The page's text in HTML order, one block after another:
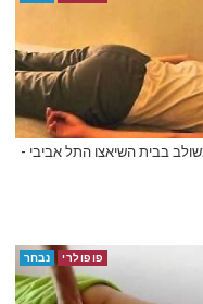
בבית השיאצו התל אביבי -
פופולרי נבחר